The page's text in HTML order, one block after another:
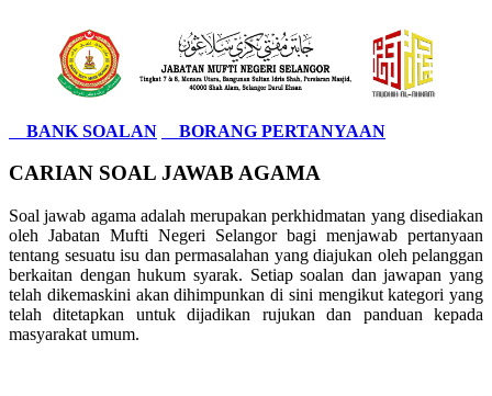
BANK SOALAN BORANG PERTANYAAN
CARIAN SOAL JAWAB AGAMA
Soal jawab agama adalah merupakan perkhidmatan yang disediakan
oleh Jabatan Mufti Negeri Selangor bagi menjawab pertanyaan
tentang sesuatu isu dan permasalahan yang diajukan oleh pelanggan
berkaitan dengan hukum syarak. Setiap soalan dan jawapan yang
telah dikemaskini akan dihimpunkan di sini mengikut kategori yang
telah ditetapkan untuk dijadikan rujukan dan panduan kepada
masyarakat umum.